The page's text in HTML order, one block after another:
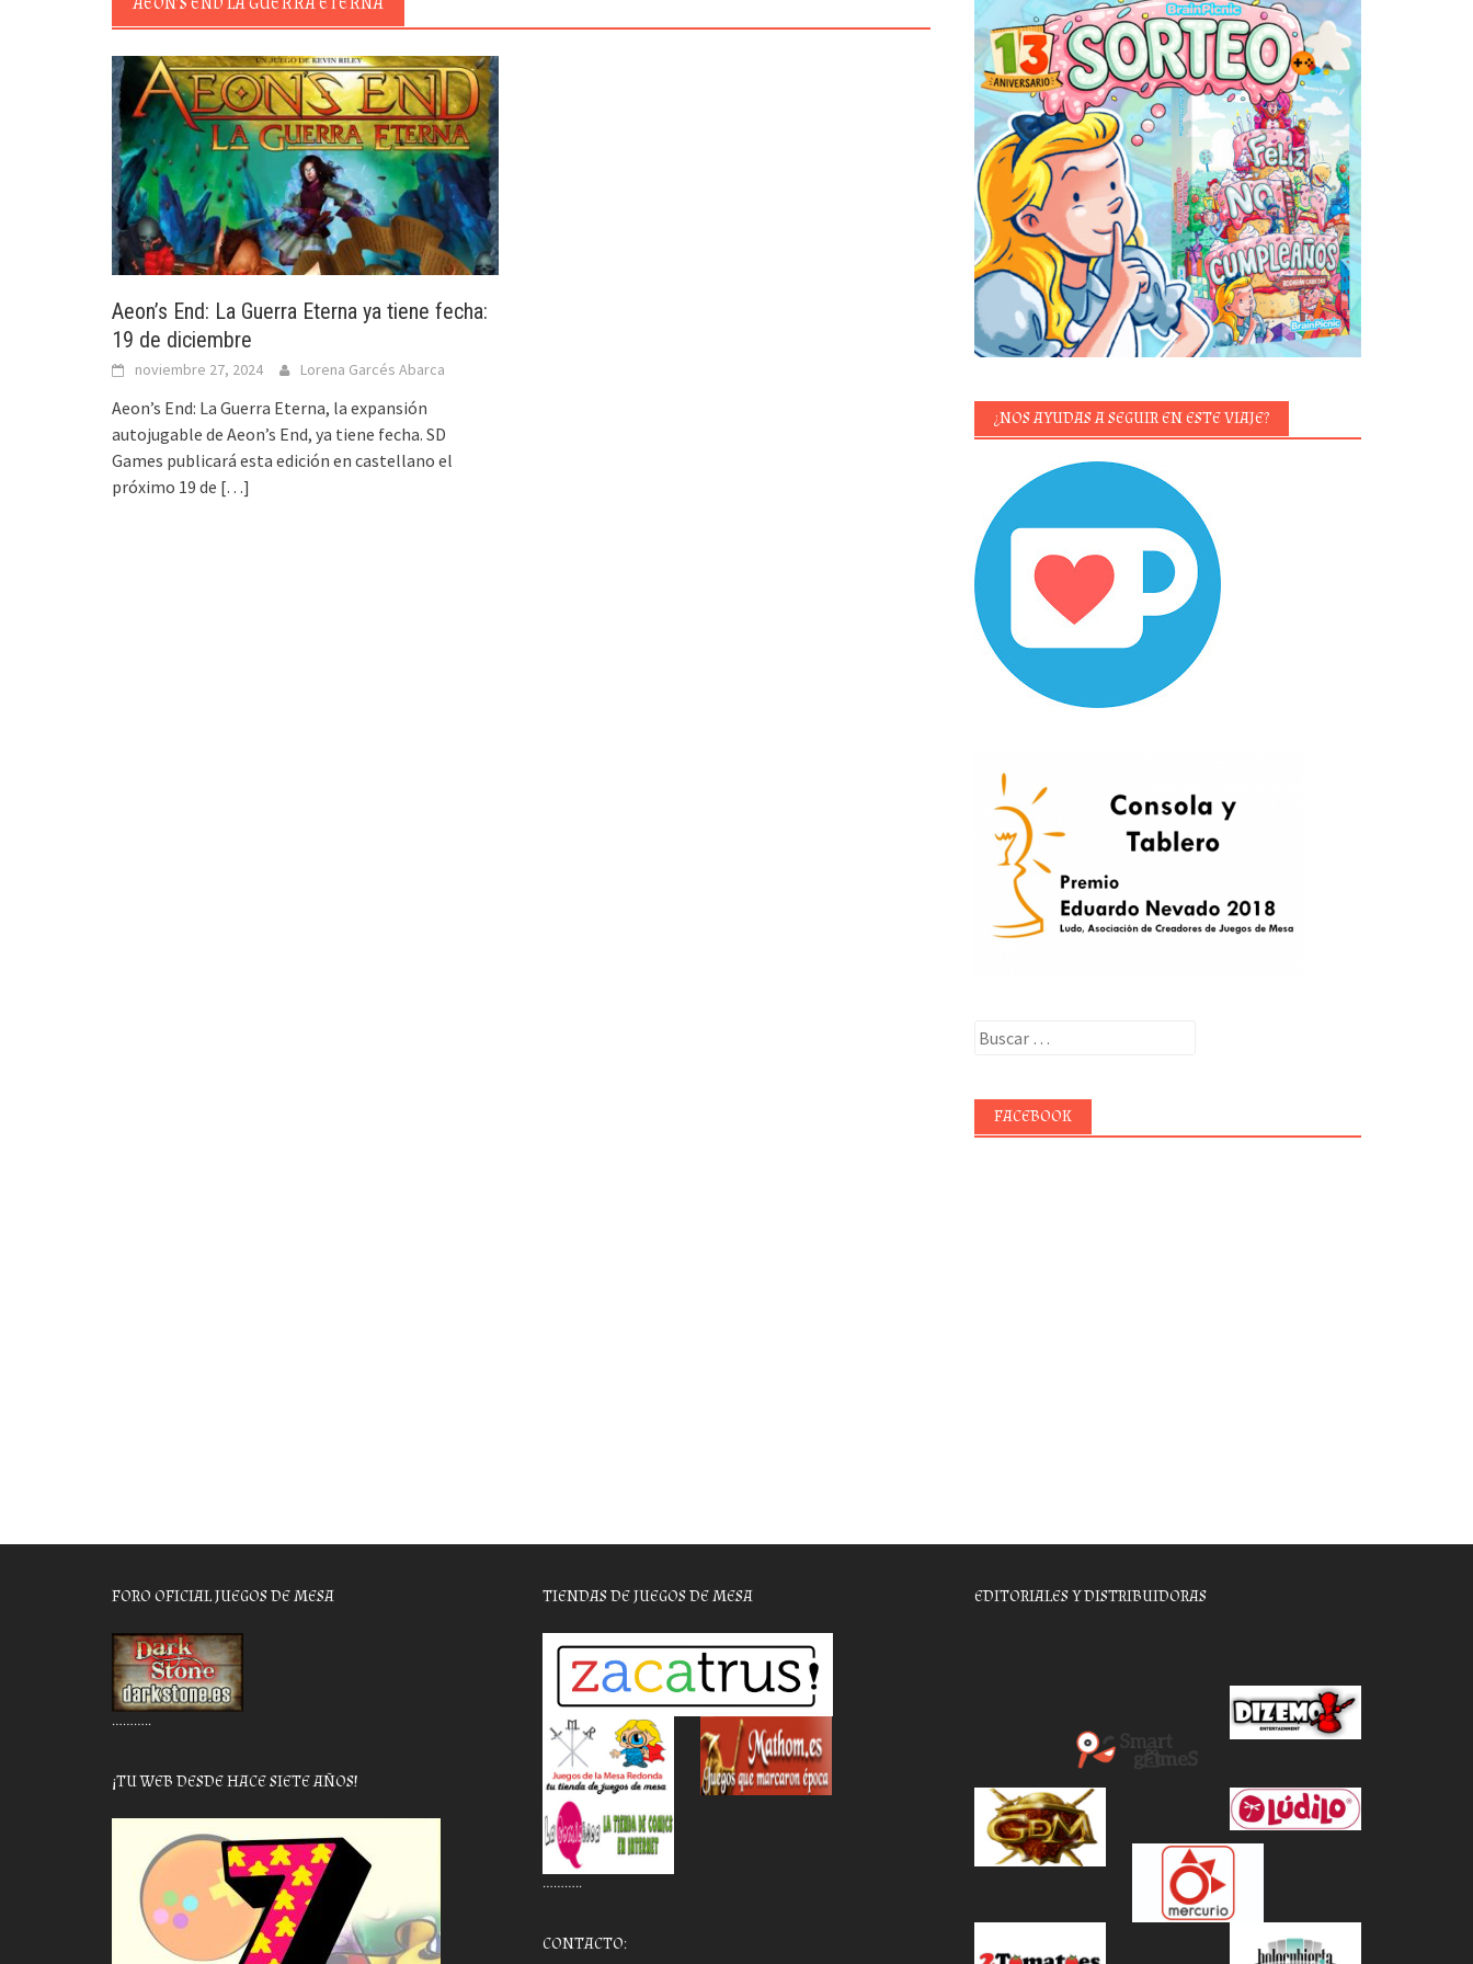
Aeon’s End: La Guerra Eterna ya tiene fecha:
19 de diciembre
noviembre 27, 2024 Lorena Garcés Abarca
Aeon’s End: La Guerra Eterna, la expansión
autojugable de Aeon’s End, ya tiene fecha. SD
Games publicará esta edición en castellano el
próximo 19 de […]
¿NOS AYUDAS A SEGUIR EN ESTE VIAJE?
Buscar:
FACEBOOK
FORO OFICIAL JUEGOS DE MESA
………..
¡TU WEB DESDE HACE SIETE AÑOS!
TIENDAS DE JUEGOS DE MESA
………..
CONTACTO:
EDITORIALES Y DISTRIBUIDORAS